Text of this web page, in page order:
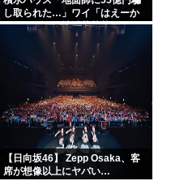
し取られた…」ワイ「はえーか
わいそう…会社滅茶苦茶やろな
【日向坂46】 Zepp Osaka、客
席が想像以上にヤバい…